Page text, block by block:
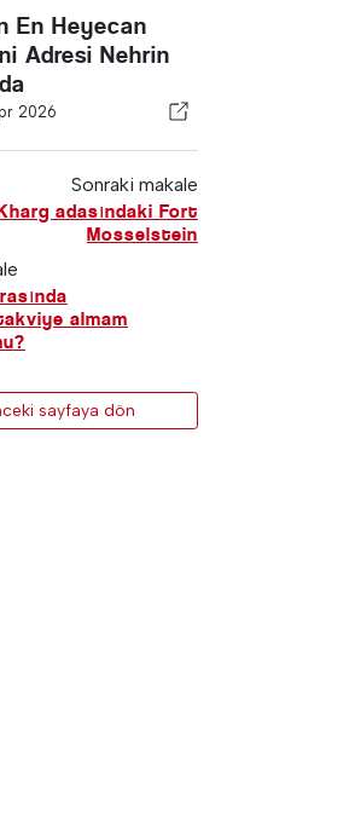
En Heyecan
Adresi Nehrin
2026
Sonraki makale
adasındaki Fort
Mosselstein
almam
sayfaya dön